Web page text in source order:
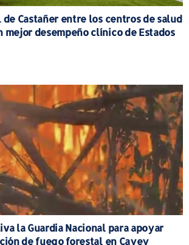
Castañer entre los centros de salud
mejor desempeño clínico de Estados
la Guardia Nacional para apoyar
de fuego forestal en Cayey